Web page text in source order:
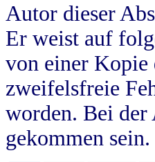
Autor dieser
Er weist auf
von einer Kopie
zweifelsfreie
worden. Bei der
gekommen